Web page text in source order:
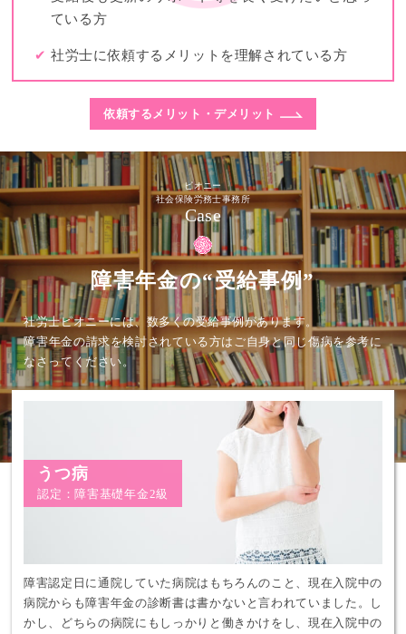
ている方
✔ 社労士に依頼するメリットを理解されている方
依頼するメリット・デメリット
ピオニー
社会保険労務士事務所
Case
障害年金の“受給事例”
社労士ピオニーには、数多くの受給事例があります。
障害年金の請求を検討されている方はご自身と同じ傷病を参考に
なさってください。
うつ病
認定：障害基礎年金2級
障害認定日に通院していた病院はもちろんのこと、現在入院中の
病院からも障害年金の診断書は書かないと言われていました。し
かし、どちらの病院にもしっかりと働きかけをし、現在入院中の